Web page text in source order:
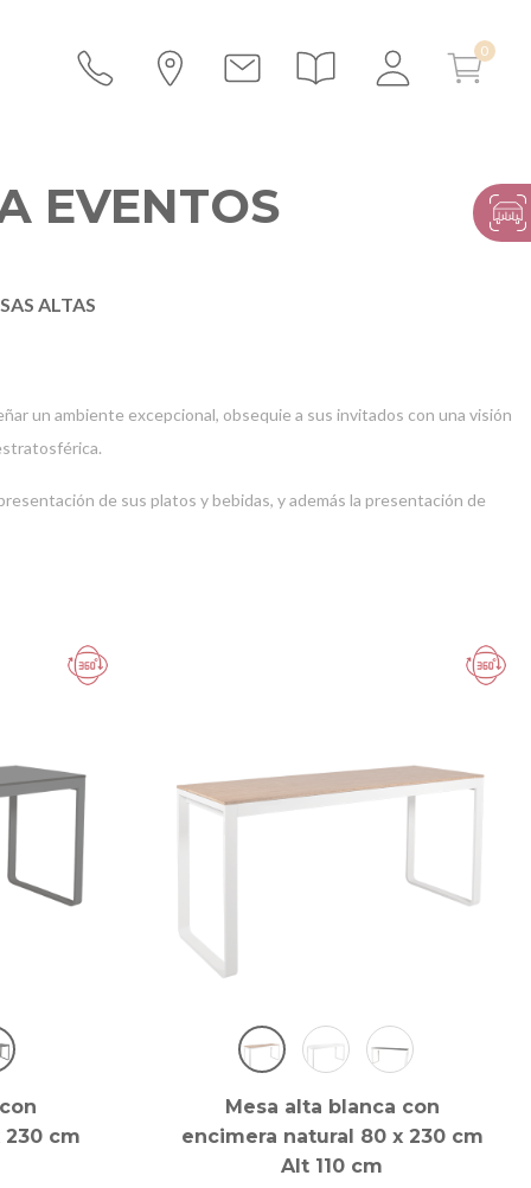
EVENTOS
ALTAS
un ambiente excepcional, obsequie a sus invitados con una visión
de sus platos y bebidas, y además la presentación de
cm
Mesa alta blanca con
encimera natural 80 x 230 cm
Alt 110 cm